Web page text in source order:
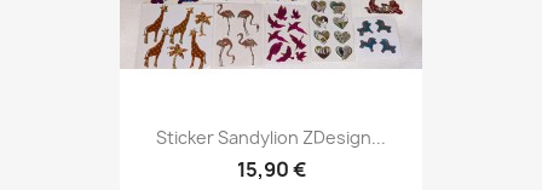
Sticker Sandylion ZDesign...
15,90 €